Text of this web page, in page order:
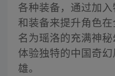
各种装备，通过加
和装备来提升角色
名为瑶洛的充满神
体验独特的中国奇
雄。